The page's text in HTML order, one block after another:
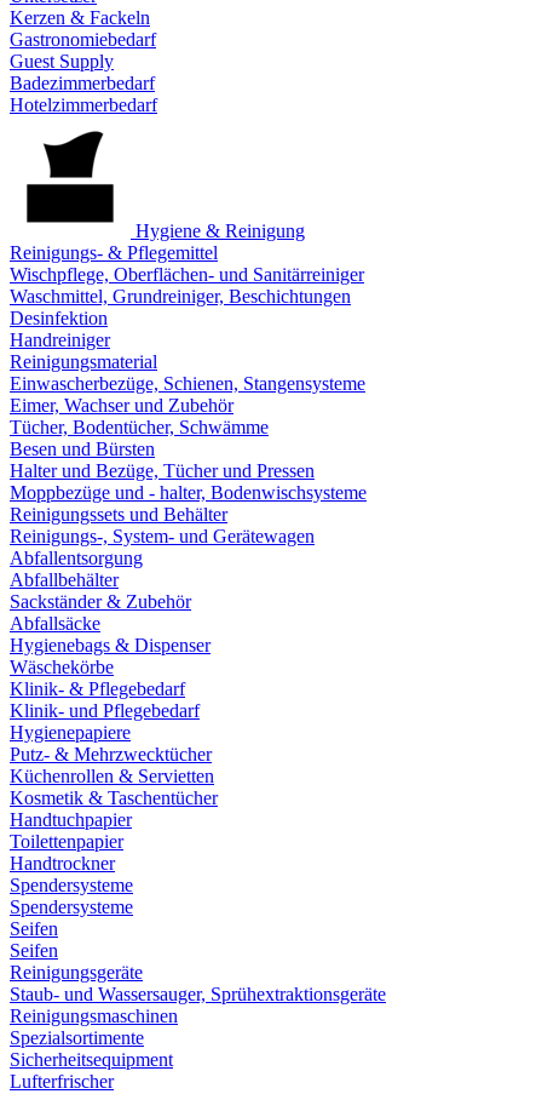
Kerzen & Fackeln
Gastronomiebedarf
Guest Supply
Badezimmerbedarf
Hotelzimmerbedarf
Hygiene & Reinigung
Reinigungs- & Pflegemittel
Wischpflege, Oberflächen- und Sanitärreiniger
Waschmittel, Grundreiniger, Beschichtungen
Desinfektion
Handreiniger
Reinigungsmaterial
Einwascherbezüge, Schienen, Stangensysteme
Eimer, Wachser und Zubehör
Tücher, Bodentücher, Schwämme
Besen und Bürsten
Halter und Bezüge, Tücher und Pressen
Moppbezüge und - halter, Bodenwischsysteme
Reinigungssets und Behälter
Reinigungs-, System- und Gerätewagen
Abfallentsorgung
Abfallbehälter
Sackständer & Zubehör
Abfallsäcke
Hygienebags & Dispenser
Wäschekörbe
Klinik- & Pflegebedarf
Klinik- und Pflegebedarf
Hygienepapiere
Putz- & Mehrzwecktücher
Küchenrollen & Servietten
Kosmetik & Taschentücher
Handtuchpapier
Toilettenpapier
Handtrockner
Spendersysteme
Spendersysteme
Seifen
Seifen
Reinigungsgeräte
Staub- und Wassersauger, Sprühextraktionsgeräte
Reinigungsmaschinen
Spezialsortimente
Sicherheitsequipment
Lufterfrischer